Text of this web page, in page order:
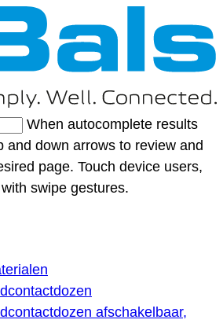
When autocomplete results
and down arrows to review and
page. Touch device users,
swipe gestures.
afschakelbaar,